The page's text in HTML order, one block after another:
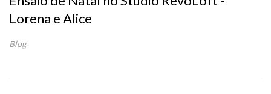
Lorena e Alice
Blog